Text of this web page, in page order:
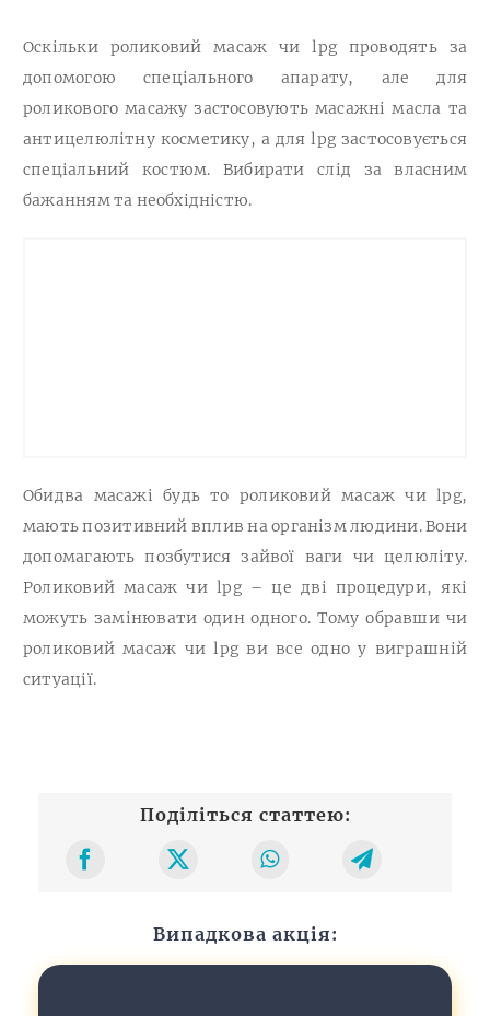
Оскільки роликовий масаж чи lpg проводять за
допомогою спеціального апарату, але для
роликового масажу застосовують масажні масла та
антицелюлітну косметику, а для lpg застосовується
спеціальний костюм. Вибирати слід за власним
бажанням та необхідністю.
Обидва масажі будь то роликовий масаж чи lpg,
мають позитивний вплив на організм людини. Вони
допомагають позбутися зайвої ваги чи целюліту.
Роликовий масаж чи lpg – це дві процедури, які
можуть замінювати один одного. Тому обравши чи
роликовий масаж чи lpg ви все одно у виграшній
ситуації.
Поділіться статтею:
Випадкова акція: